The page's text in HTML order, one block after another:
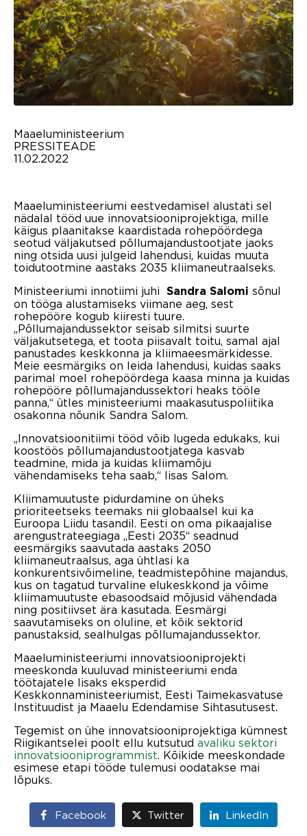
Maaeluministeerium
PRESSITEADE
11.02.2022
Maaeluministeeriumi eestvedamisel alustati sel
nädalal tööd uue innovatsiooniprojektiga, mille
käigus plaanitakse kaardistada rohepöördega
seotud väljakutsed põllumajandustootjate jaoks
ning otsida uusi julgeid lahendusi, kuidas muuta
toidutootmine aastaks 2035 kliimaneutraalseks.
Ministeeriumi innotiimi juhi Sandra Salomi sõnul
on tööga alustamiseks viimane aeg, sest
rohepööre kogub kiiresti tuure.
„Põllumajandussektor seisab silmitsi suurte
väljakutsetega, et toota piisavalt toitu, samal ajal
panustades keskkonna ja kliimaeesmärkidesse.
Meie eesmärgiks on leida lahendusi, kuidas saaks
parimal moel rohepöördega kaasa minna ja kuidas
rohepööre põllumajandussektori heaks tööle
panna,“ ütles ministeeriumi maakasutuspoliitika
osakonna nõunik Sandra Salom.
„Innovatsioonitiimi tööd võib lugeda edukaks, kui
koostöös põllumajandustootjatega kasvab
teadmine, mida ja kuidas kliimamõju
vähendamiseks teha saab,“ lisas Salom.
Kliimamuutuste pidurdamine on üheks
prioriteetseks teemaks nii globaalsel kui ka
Euroopa Liidu tasandil. Eesti on oma pikaajalise
arengustrateegiaga „Eesti 2035“ seadnud
eesmärgiks saavutada aastaks 2050
kliimaneutraalsus, aga ühtlasi ka
konkurentsivõimeline, teadmistepõhine majandus,
kus on tagatud turvaline elukeskkond ja võime
kliimamuutuste ebasoodsaid mõjusid vähendada
ning positiivset ära kasutada. Eesmärgi
saavutamiseks on oluline, et kõik sektorid
panustaksid, sealhulgas põllumajandussektor.
Maaeluministeeriumi innovatsiooniprojekti
meeskonda kuuluvad ministeeriumi enda
töötajatele lisaks eksperdid
Keskkonnaministeeriumist, Eesti Taimekasvatuse
Instituudist ja Maaelu Edendamise Sihtasutusest.
Tegemist on ühe innovatsiooniprojektiga kümnest
Riigikantselei poolt ellu kutsutud avaliku sektori
innovatsiooniprogrammist. Kõikide meeskondade
esimese etapi tööde tulemusi oodatakse mai
lõpuks.
Facebook Twitter LinkedIn